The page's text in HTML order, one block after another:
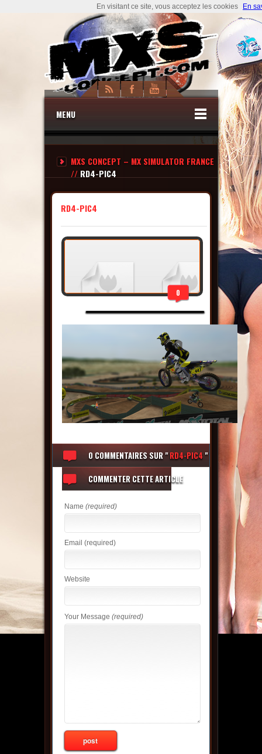
MENU
MXS CONCEPT – MX SIMULATOR FRANCE
// RD4-PIC4
RD4-PIC4
0
0 COMMENTAIRESSUR "RD4-PIC4 "
COMMENTER CETTE ARTICLE
Name (required)
Email (required)
Website
Your Message (required)
En visitant ce site, vous acceptez les cookies En